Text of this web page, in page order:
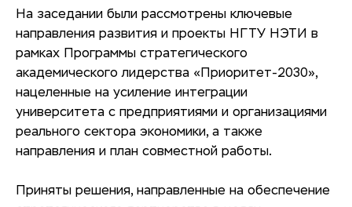
На заседании были рассмотрены ключевые
направления развития и проекты НГТУ НЭТИ в
рамках Программы стратегического
академического лидерства «Приоритет-2030»,
нацеленные на усиление интеграции
университета с предприятиями и организациями
реального сектора экономики, а также
направления и план совместной работы.
Приняты решения, направленные на обеспечение